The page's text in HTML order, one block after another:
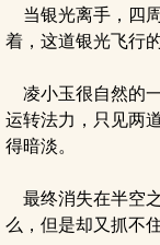
当银光离手，四
着，这道银光飞行
凌小玉很自然的
运转法力，只见两
得暗淡。
最终消失在半空
么，但是却又抓不